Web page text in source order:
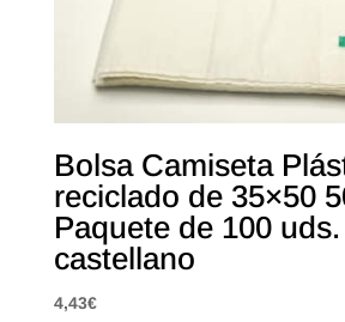
Bolsa Camiseta
reciclado de 35×50
Paquete de 100
castellano
4,43€